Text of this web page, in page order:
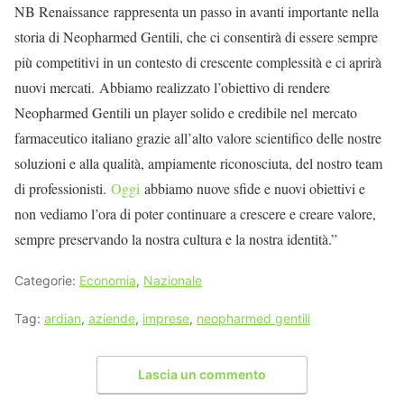
NB Renaissance rappresenta un passo in avanti importante nella
storia di Neopharmed Gentili, che ci consentirà di essere sempre
più competitivi in un contesto di crescente complessità e ci aprirà
nuovi mercati. Abbiamo realizzato l’obiettivo di rendere
Neopharmed Gentili un player solido e credibile nel mercato
farmaceutico italiano grazie all’alto valore scientifico delle nostre
soluzioni e alla qualità, ampiamente riconosciuta, del nostro team
di professionisti. Oggi abbiamo nuove sfide e nuovi obiettivi e
non vediamo l’ora di poter continuare a crescere e creare valore,
sempre preservando la nostra cultura e la nostra identità.”
Categorie: Economia, Nazionale
Tag: ardian, aziende, imprese, neopharmed gentili
Lascia un commento